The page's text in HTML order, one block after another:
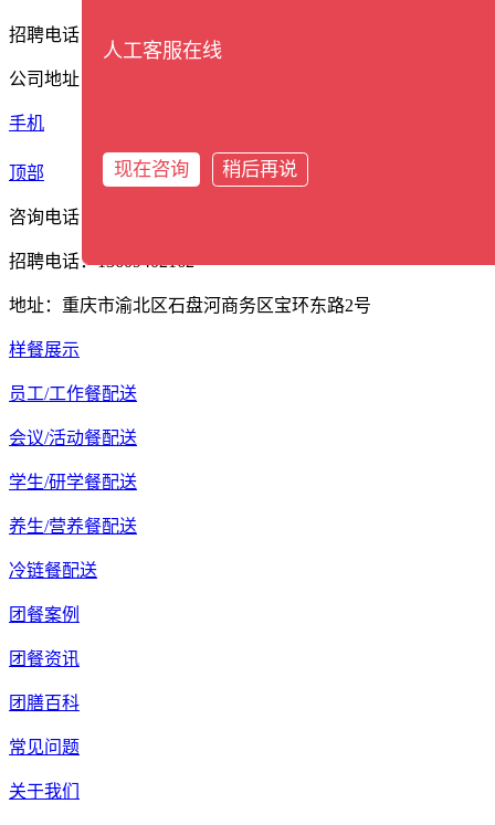
招聘电话：13609402162
公司地址：重庆市渝北区石盘河商务区宝环东路2号
手机
顶部
咨询电话：17338388561
招聘电话：13609402162
地址：重庆市渝北区石盘河商务区宝环东路2号
样餐展示
员工/工作餐配送
会议/活动餐配送
学生/研学餐配送
养生/营养餐配送
冷链餐配送
团餐案例
团餐资讯
团膳百科
常见问题
关于我们
人工客服在线
现在咨询 稍后再说